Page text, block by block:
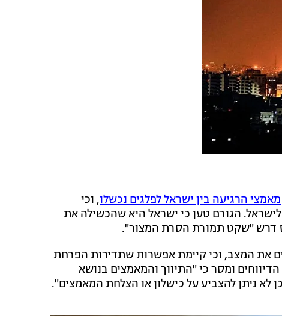
מאמצי הרגיעה בין ישראל לפלגים נכשלו, וכי
הגורם טען כי ישראל היא שהכשילה את
"שקט תמורת הסרת המצור".
את המצב, וכי קיימת אפשרות שתדירות הפרחת
ומסר כי "התיווך והמאמצים בנושא
לא ניתן להצביע על כישלון או הצלחת המאמצים".